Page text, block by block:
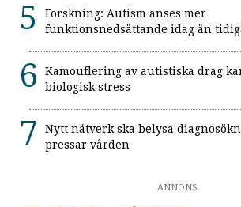
Forskning: Autism anses mer
funktionsnedsättande idag än
Kamouflering av autistiska drag
biologisk stress
Nytt nätverk ska belysa
pressar vården
ANNONS